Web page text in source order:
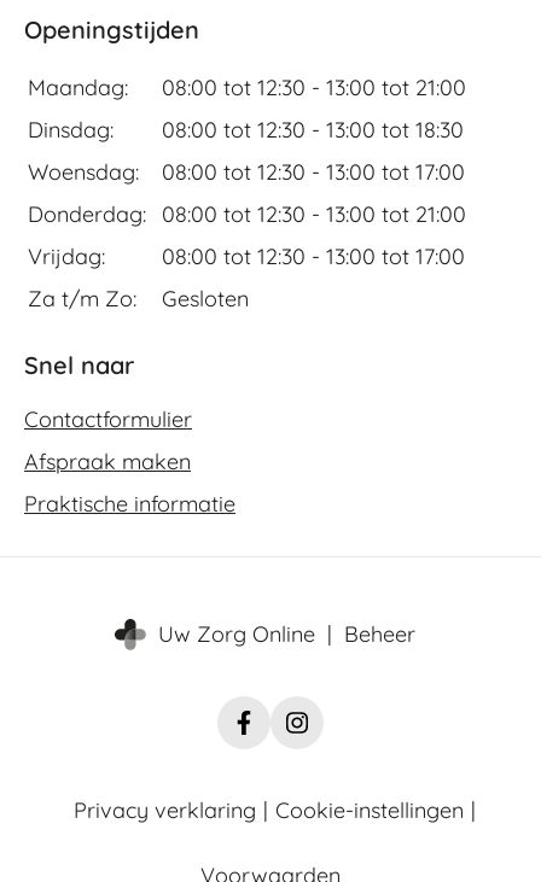
Openingstijden
Maandag: 08:00 tot 12:30 - 13:00 tot 21:00
Dinsdag:
08:00 tot 12:30 - 13:00 tot 18:30
Woensdag:
08:00 tot 12:30 - 13:00 tot 17:00
Donderdag:
08:00 tot 12:30 - 13:00 tot 21:00
Vrijdag:
08:00 tot 12:30 - 13:00 tot 17:00
Za t/m Zo:
Gesloten
Snel naar
Contactformulier
Afspraak maken
Praktische informatie
Uw Zorg Online | Beheer
FacebookInstagram
Privacy verklaring | Cookie-instellingen |
Voorwaarden